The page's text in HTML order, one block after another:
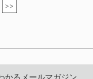
>>
かるメールマガジン